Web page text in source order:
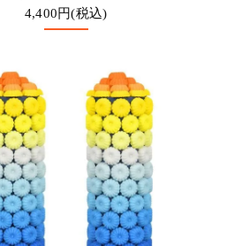
4,400円(税込)